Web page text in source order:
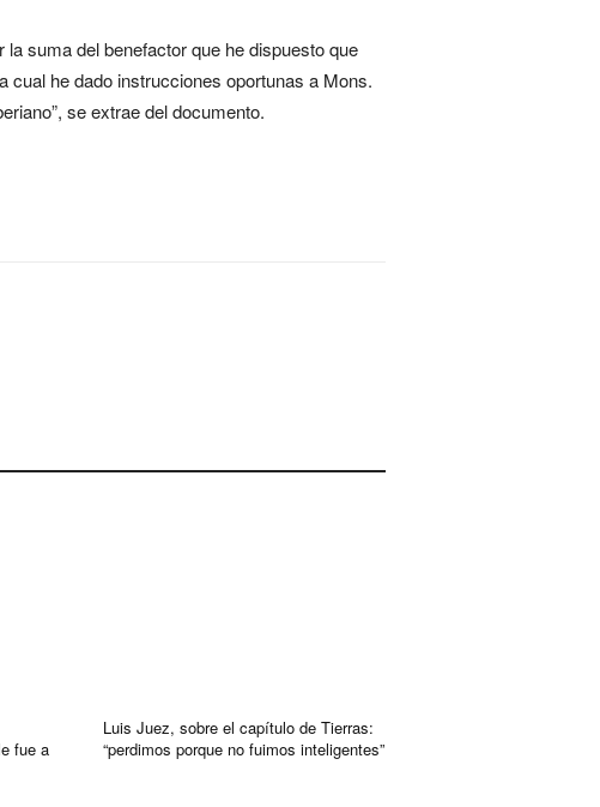
suma del benefactor que he dispuesto que
he dado instrucciones oportunas a Mons.
se extrae del documento.
fue a
Luis Juez, sobre el capítulo de Tierras:
“perdimos porque no fuimos inteligentes”